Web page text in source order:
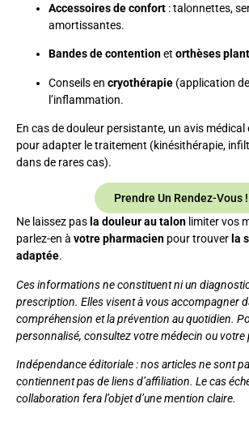
Accessoires de confort : talonnettes,
amortissantes.
Bandes de contentionet orthèses
Conseils en cryothérapie (application
l’inflammation.
En cas de douleur persistante, un avis
pour adapter le traitement (kinésithérapie,
dans de rares cas).
Prendre Un Rendez-Vous !
Ne laissez pas la douleur au talon limiter vos
parlez-en à votre pharmacien pour trouver la
adaptée.
Ces informations ne constituent ni un
prescription. Elles visent à vous accompagner
compréhension et la prévention au quotidien.
personnalisé, consultez votre médecin ou votre
Indépendance éditoriale : nos articles ne sont
contiennent pas de liens d’affiliation. Le cas
collaboration fera l’objet d’une mention claire.